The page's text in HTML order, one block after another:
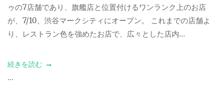
ゥの7店舗であり、旗艦店と位置付けるワンランク上のお店
が、7/10、渋谷マークシティにオープン。 これまでの店舗よ
り、レストラン色を強めたお店で、広々とした店内...
続きを読む
...